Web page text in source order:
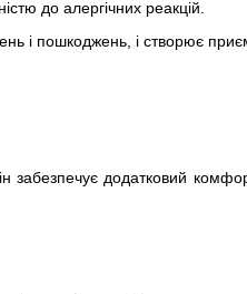
до алергічних реакцій.
і пошкоджень, і створює
додатковий